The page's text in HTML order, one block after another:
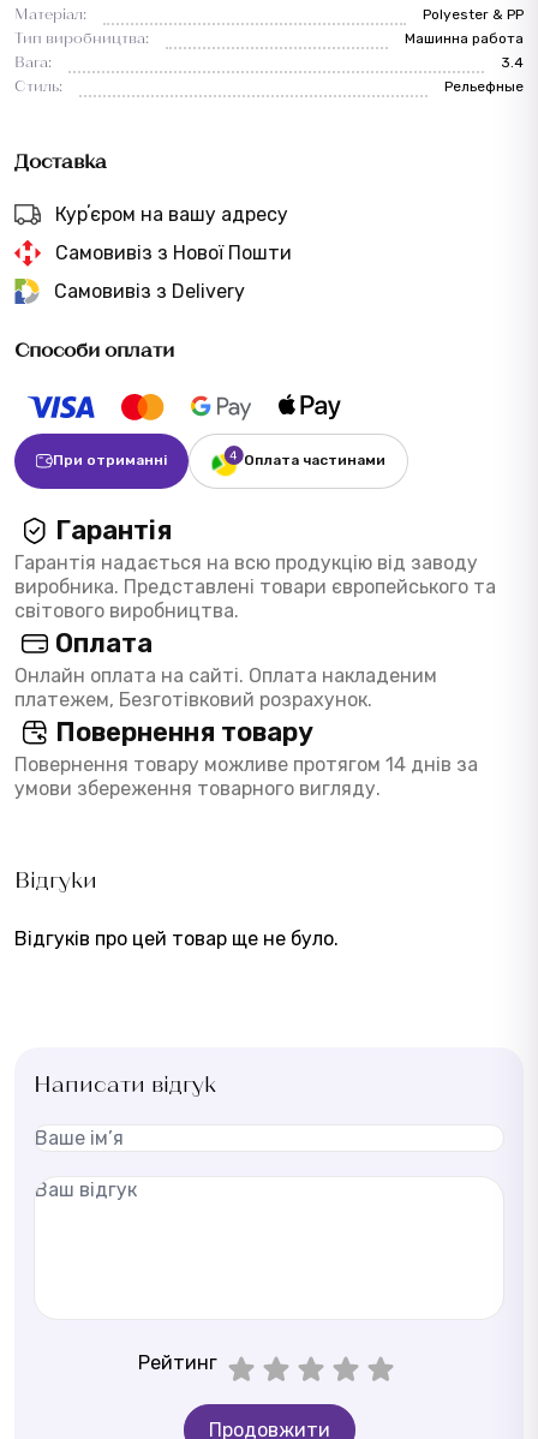
Матеріал:
Polyester & PP
Тип виробництва:
Машинна работа
Вага:
3.4
Стиль:
Рельефные
Доставка
Курʼєром на вашу адресу
Самовивіз з Нової Пошти
Самовивіз з Delivery
Способи оплати
При отриманні Оплата частинами
Гарантія
Гарантія надається на всю продукцію від заводу
виробника. Представлені товари європейського та
світового виробництва.
Оплата
Онлайн оплата на сайті. Оплата накладеним
платежем, Безготівковий розрахунок.
Повернення товару
Повернення товару можливе протягом 14 днів за
умови збереження товарного вигляду.
Відгуки
Відгуків про цей товар ще не було.
Написати відгук
Рейтинг
Продовжити